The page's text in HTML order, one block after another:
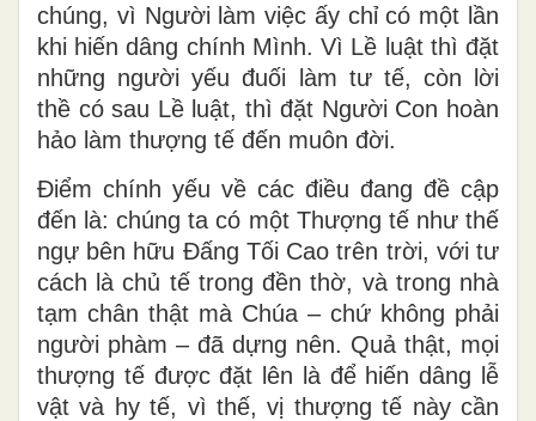
chúng, vì Người làm việc ấy chỉ có một lần
khi hiến dâng chính Mình. Vì Lề luật thì đặt
những người yếu đuối làm tư tế, còn lời
thề có sau Lề luật, thì đặt Người Con hoàn
hảo làm thượng tế đến muôn đời.
Ðiểm chính yếu về các điều đang đề cập
đến là: chúng ta có một Thượng tế như thế
ngự bên hữu Ðấng Tối Cao trên trời, với tư
cách là chủ tế trong đền thờ, và trong nhà
tạm chân thật mà Chúa – chứ không phải
người phàm – đã dựng nên. Quả thật, mọi
thượng tế được đặt lên là để hiến dâng lễ
vật và hy tế, vì thế, vị thượng tế này cần